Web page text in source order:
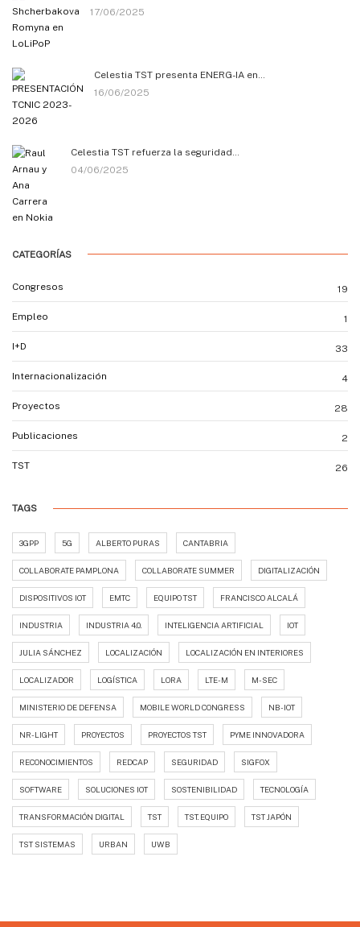
17/06/2025
Celestia TST presenta ENERG-IA en…
16/06/2025
Celestia TST refuerza la seguridad…
04/06/2025
CATEGORÍAS
Congresos 19
Empleo 1
I+D 33
Internacionalización 4
Proyectos 28
Publicaciones 2
TST 26
TAGS
3GPP 5G ALBERTO PURAS CANTABRIA
COLLABORATE PAMPLONA COLLABORATE SUMMER DIGITALIZACIÓN
DISPOSITIVOS IOT EMTC EQUIPO TST FRANCISCO ALCALÁ
INDUSTRIA INDUSTRIA 4.0. INTELIGENCIA ARTIFICIAL IOT
JULIA SÁNCHEZ LOCALIZACIÓN LOCALIZACIÓN EN INTERIORES
LOCALIZADOR LOGÍSTICA LORA LTE-M M-SEC
MINISTERIO DE DEFENSA MOBILE WORLD CONGRESS NB-IOT
NR-LIGHT PROYECTOS PROYECTOS TST PYME INNOVADORA
RECONOCIMIENTOS REDCAP SEGURIDAD SIGFOX
SOFTWARE SOLUCIONES IOT SOSTENIBILIDAD TECNOLOGÍA
TRANSFORMACIÓN DIGITAL TST TST. EQUIPO TST JAPÓN
TST SISTEMAS URBAN UWB